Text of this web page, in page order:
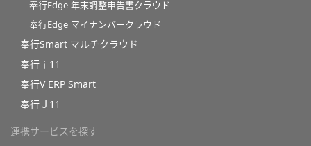
奉行Edge 年末調整申告書クラウド
奉行Edge マイナンバークラウド
奉行Smart マルチクラウド
奉行ｉ11
奉行V ERP Smart
奉行Ｊ11
連携サービスを探す